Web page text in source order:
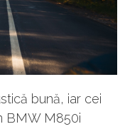
bună, iar cei
BMW M850i